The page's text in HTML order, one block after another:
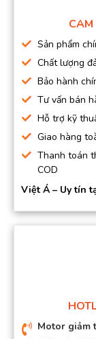
Sản phẩm
Chất lượng
Bảo hành
Tư vấn bán
Hỗ trợ kỹ
Giao hàng
Thanh toán
COD
Việt Á – Uy tín
Motor giảm